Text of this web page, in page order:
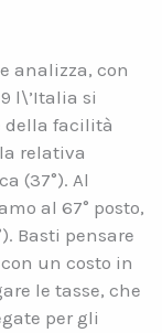
analizza, con
l\’Italia si
della facilità
relativa
(37°). Al
al 67° posto,
Basti pensare
un costo in
le tasse, che
per gli